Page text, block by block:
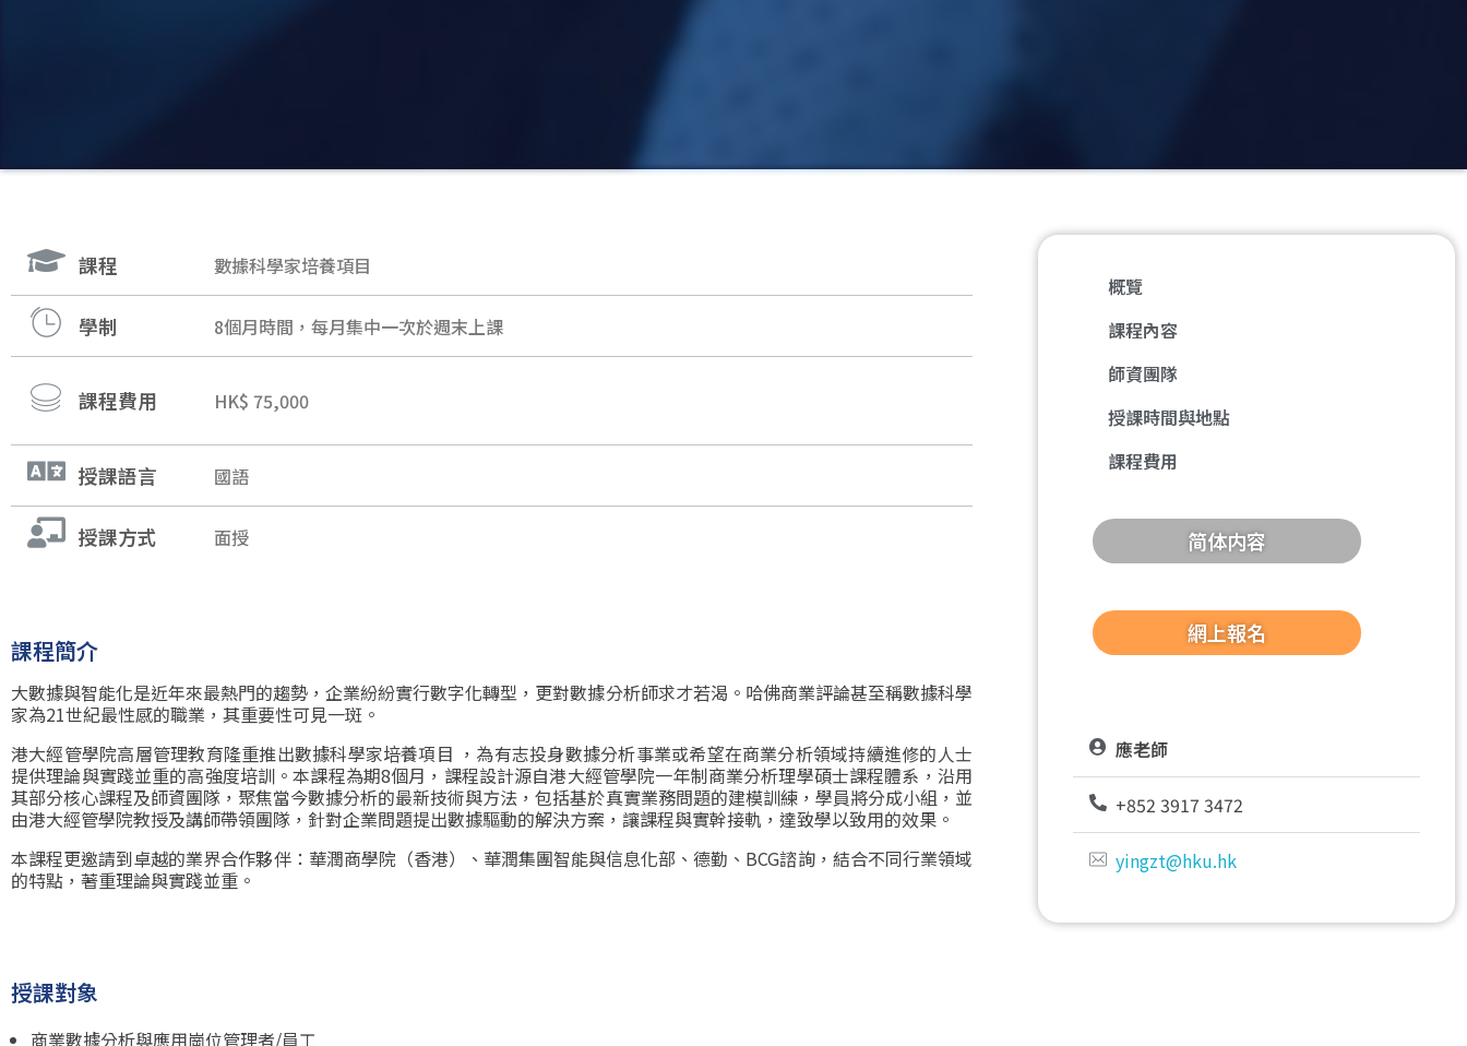
課程 數據科學家培養項目
學制 8個月時間，每月集中一次於週末上課
課程費用 HK$75,000
授課語言 國語
授課方式 面授
課程簡介
大數據與智能化是近年來最熱門的趨勢，企業紛紛實行數字化轉型，更對數據分析師求才若渴。哈佛商業評論甚至稱數據科學
家為21世紀最性感的職業，其重要性可見一斑。
港大經管學院高層管理教育隆重推出數據科學家培養項目 ，為有志投身數據分析事業或希望在商業分析領域持續進修的人士
提供理論與實踐並重的高強度培訓。本課程為期8個月 ，課程設計源自港大經管學院一年制商業分析理學碩士課程體系，沿用
其部分核心課程及師資團隊，聚焦當今數據分析的最新技術與方法，包括基於真實業務問題的建模訓練，學員將分成小組，並
由港大經管學院教授及講師帶領團隊，針對企業問題提出數據驅動的解決方案 ， 讓課程與實幹接軌，達致學以致用的效果。
本課程更邀請到卓越的業界合作夥伴：華潤商學院（香港）、華潤集團智能與信息化部、德勤 、BCG諮詢，結合不同行業領域
的特點，著重理論與實踐並重 。
授課對象
商業數據分析與應用崗位管理者/員工
概覽
課程內容
師資團隊
授課時間與地點
課程費用
简体内容
網上報名
應老師
+852 3917 3472
yingzt@hku.hk